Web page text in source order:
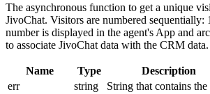
The asynchronous function to get a unique
JivoChat. Visitors are numbered sequentially:
number is displayed in the agent's App and
to associate JivoChat data with the CRM data.
Name Type
Description
err
string
String that contains the